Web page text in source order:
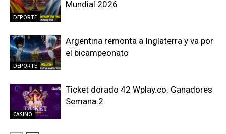
DEPORTE
Mundial 2026
DEPORTE
Argentina remonta a Inglaterra y va por
el bicampeonato
CASINO
Ticket dorado 42 Wplay.co: Ganadores
Semana 2